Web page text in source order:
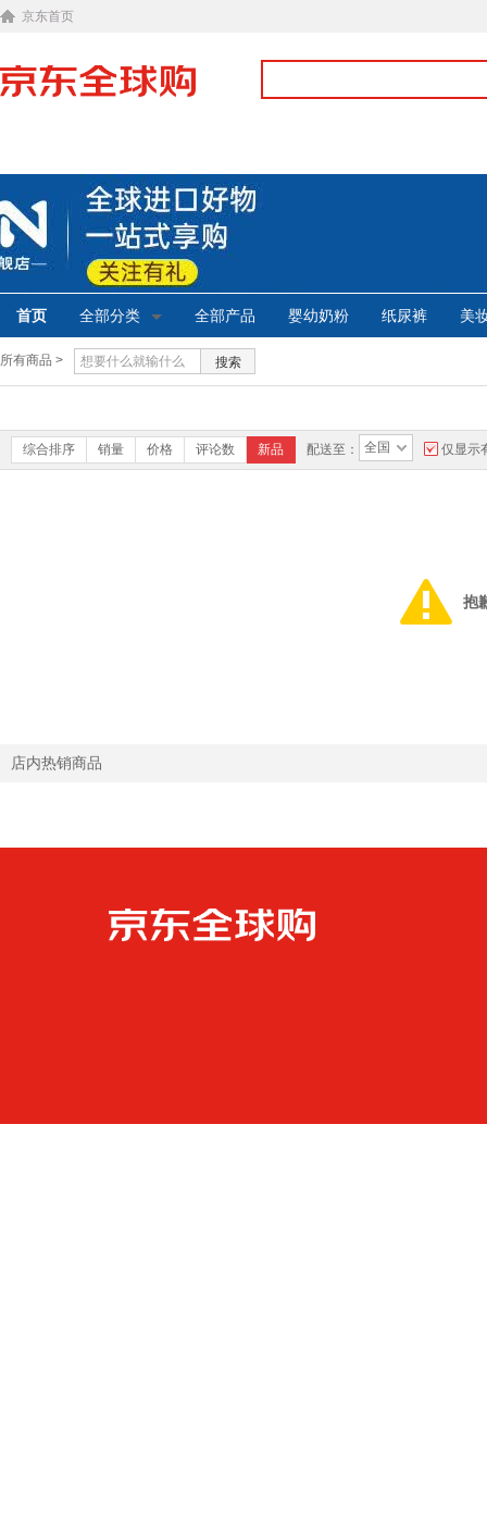
京东首页
首页 全部分类 全部产品 婴幼奶粉 纸尿裤 美
所有商品 > 搜索
综合排序 销量 价格 评论数 新品 配送至： 全国 仅显示
抱
店内热销商品